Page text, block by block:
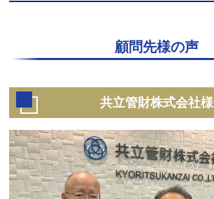
顧問先様の声
共立管財株式会社様